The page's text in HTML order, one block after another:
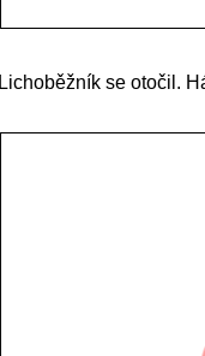
Lichoběžník se otočil.